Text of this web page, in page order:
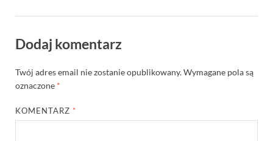
Dodaj komentarz
Twój adres email nie zostanie opublikowany.Wymagane pola są
oznaczone *
KOMENTARZ *